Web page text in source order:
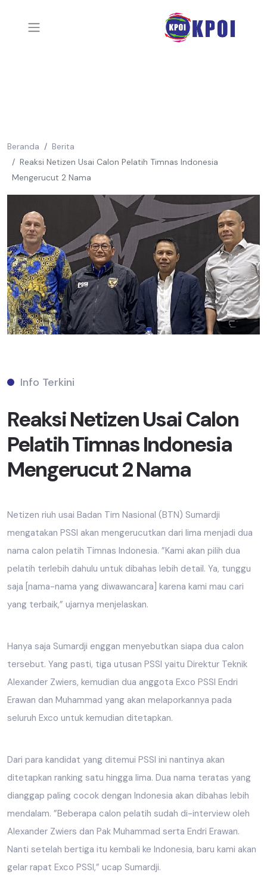
Beranda
Berita
Reaksi Netizen Usai Calon Pelatih Timnas Indonesia
Mengerucut 2 Nama
Info Terkini
Reaksi Netizen Usai Calon
Pelatih Timnas Indonesia
Mengerucut 2 Nama
Netizen riuh usai Badan Tim Nasional (BTN) Sumardji
mengatakan PSSI akan mengerucutkan dari lima menjadi dua
nama calon pelatih Timnas Indonesia. ”Kami akan pilih dua
pelatih terlebih dahulu untuk dibahas lebih detail. Ya, tunggu
saja [nama-nama yang diwawancara] karena kami mau cari
yang terbaik,” ujarnya menjelaskan.
Hanya saja Sumardji enggan menyebutkan siapa dua calon
tersebut. Yang pasti, tiga utusan PSSI yaitu Direktur Teknik
Alexander Zwiers, kemudian dua anggota Exco PSSI Endri
Erawan dan Muhammad yang akan melaporkannya pada
seluruh Exco untuk kemudian ditetapkan.
Dari para kandidat yang ditemui PSSI ini nantinya akan
ditetapkan ranking satu hingga lima. Dua nama teratas yang
dianggap paling cocok dengan Indonesia akan dibahas lebih
mendalam. ”Beberapa calon pelatih sudah di-interview oleh
Alexander Zwiers dan Pak Muhammad serta Endri Erawan.
Nanti setelah bertiga itu kembali ke Indonesia, baru kami akan
gelar rapat Exco PSSI,” ucap Sumardji.